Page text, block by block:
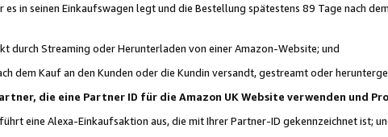
in seinen Einkaufswagen legt und die Bestellung spätestens 89 Tage nach
durch Streaming oder Herunterladen von einer Amazon-Website; und
dem Kauf an den Kunden oder die Kundin versandt, gestreamt oder
die eine Partner ID für die Amazon UK Website verwenden und
eine Alexa-Einkaufsaktion aus, die mit Ihrer Partner-ID gekennzeichnet ist;